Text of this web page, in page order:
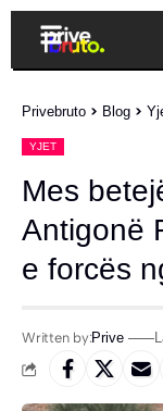
Privebruto > Blog >
YJET
Mes
Antigonë
e forcës
Written by:Prive